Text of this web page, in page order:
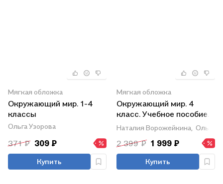
Мягкая обложка
Окружающий мир. 1-4
классы
Ольга Узорова
371 ₽ 309 ₽
Купить
Мягкая обложка
Окружающий мир. 4
класс. Учебное пособие.
В двух частях. Часть 2.
ФГОС 2021
Наталия Ворожейкина, Ольга
2 399 ₽ 1 999 ₽
Купить